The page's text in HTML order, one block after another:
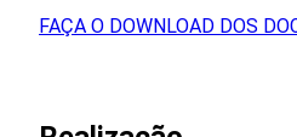
FAÇA O DOWNLOAD DOS